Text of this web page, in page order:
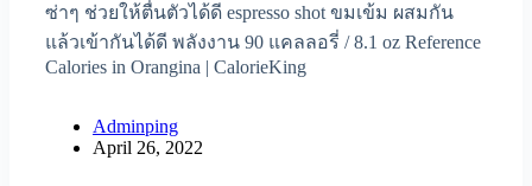
ซ่าๆ ช่วยให้ตื่นตัวได้ดี espresso shot ขมเข้ม ผสมกัน
แล้วเข้ากันได้ดี พลังงาน 90 แคลลอรี่ / 8.1 oz Reference
Calories in Orangina | CalorieKing
Adminping
April 26, 2022